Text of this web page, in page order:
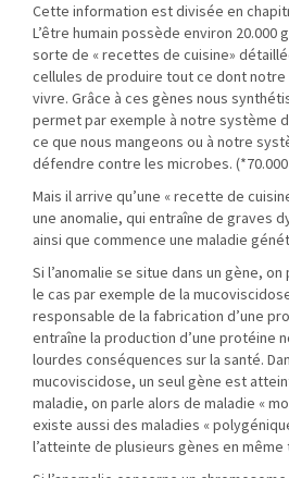
Cette information est divisée en
L’être humain possède environ 20.000
sorte de « recettes de cuisine»
cellules de produire tout ce dont
vivre. Grâce à ces gènes nous
permet par exemple à notre système
ce que nous mangeons ou à notre
défendre contre les microbes.
Mais il arrive qu’une « recette de
une anomalie, qui entraîne de graves
ainsi que commence une maladie
Si l’anomalie se situe dans un gène,
le cas par exemple de la
responsable de la fabrication d’une
entraîne la production d’une protéine
lourdes conséquences sur la santé.
mucoviscidose, un seul gène est
maladie, on parle alors de maladie «
existe aussi des maladies «
l’atteinte de plusieurs gènes en même